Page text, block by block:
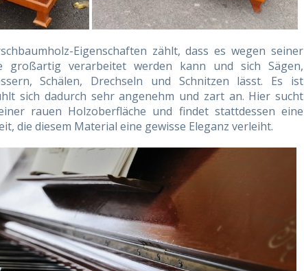
Eigenschaften zählt, dass es wegen seiner
großartig verarbeitet werden kann und sich Sägen,
Schälen, Drechseln und Schnitzen lässt. Es ist
sich dadurch sehr angenehm und zart an. Hier sucht
rauen Holzoberfläche und findet stattdessen eine
die diesem Material eine gewisse Eleganz verleiht.